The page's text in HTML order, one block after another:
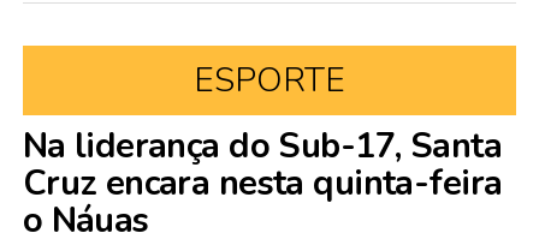
ESPORTE
Na liderança do Sub-17, Santa
Cruz encara nesta quinta-feira
o Náuas